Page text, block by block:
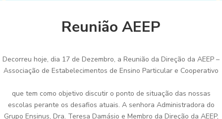
Reunião AEEP
Decorreu hoje, dia 17 de Dezembro, a Reunião da Direção da AEEP –
Associação de Estabelecimentos de Ensino Particular e Cooperativo
que tem como objetivo discutir o ponto de situação das nossas
escolas perante os desafios atuais. A senhora Administradora do
Grupo Ensinus, Dra. Teresa Damásio e Membro da Direção da AEEP,